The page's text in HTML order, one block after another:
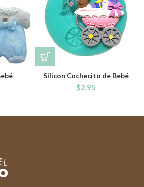
Silicon Cochecito de Bebé
$2.95